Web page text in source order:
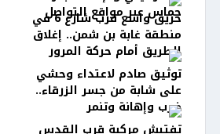
حماس عبر مواقع التواصلحريق واسع قرب شارع 6 في
منطقة غابة بن شمن.. إغلاق
الطريق أمام حركة المرور
توثيق صادم لاعتداء وحشي
على شابة من جسر الزرقاء..
ضرب وإهانة وتنمر